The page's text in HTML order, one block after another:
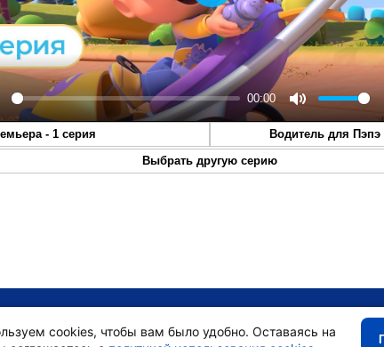
00:00
Mute
Play
- 1 серия Водитель для Пэпэ
Выбрать другую серию
cookies, чтобы вам было удобно. Оставаясь на